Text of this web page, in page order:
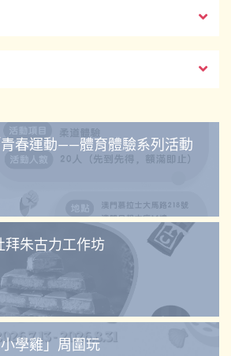
青春運動——體育體驗系列活動
拜朱古力工作坊
學雞」周圍玩